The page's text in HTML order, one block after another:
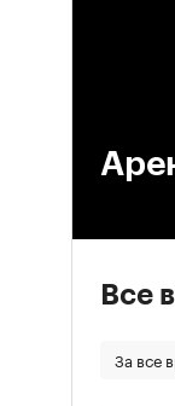
Все
За все